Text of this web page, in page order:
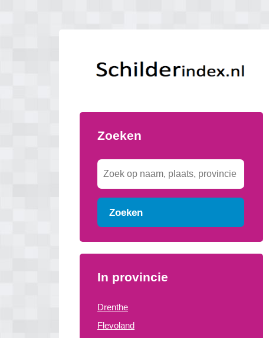
Zoeken
Zoeken
In provincie
Drenthe
Flevoland